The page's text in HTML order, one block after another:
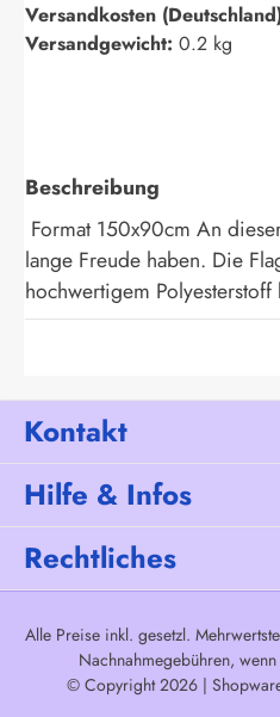
Versandkosten
Versandgewicht: 0.2 kg
Beschreibung
Format 150x90cm An
lange Freude haben. Die
hochwertigem
Kontakt
Hilfe & Infos
Rechtliches
Alle Preise inkl. gesetzl.
Nachnahmegebühren,
© Copyright 2026 |